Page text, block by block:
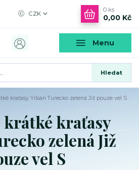
Menu
CZK
Hledat
0 ks
0,00 Kč
kraťasy Yilsan Turecko zelená Již pouze vel S
krátké kraťasy
zelená Již
vel S